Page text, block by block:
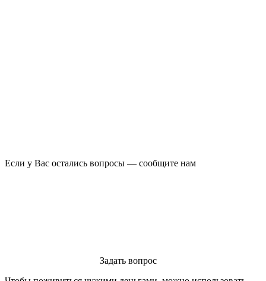
Если у Вас остались вопросы — сообщите нам
Задать вопрос